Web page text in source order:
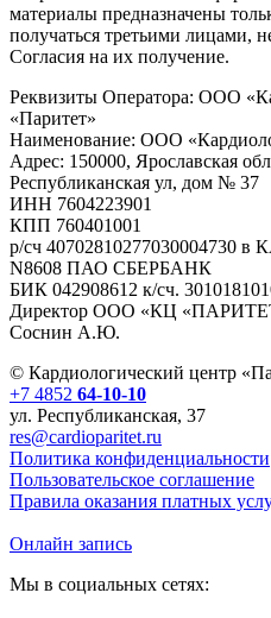
материалы предназначены
получаться третьими лицами,
Согласия на их получение.
Реквизиты Оператора: ООО
«Паритет»
Наименование: ООО
Адрес: 150000, Ярославская
Республиканская ул, дом № 37
ИНН 7604223901
КПП 760401001
р/сч
N8608 ПАО СБЕРБАНК
БИК 042908612 к/сч.
Директор ООО «КЦ
Соснин А.Ю.
© Кардиологический центр
+7 4852 64-10-10
ул. Республиканская, 37
res@cardioparitet.ru
Политика конфиденциальности
Пользовательское соглашение
Правила оказания платных
Онлайн запись
Мы в социальных сетях: